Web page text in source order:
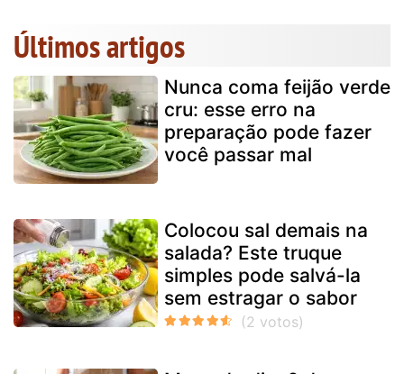
Últimos artigos
Nunca coma feijão verde
cru: esse erro na
preparação pode fazer
você passar mal
Colocou sal demais na
salada? Este truque
simples pode salvá-la
sem estragar o sabor